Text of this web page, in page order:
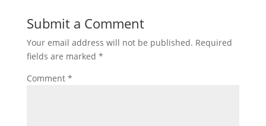
Submit a Comment
Your email address will not be published. Required
fields are marked *
Comment *